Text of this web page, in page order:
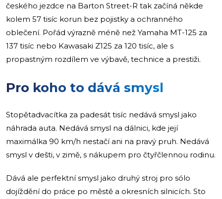
českého jezdce na Barton Street-R tak začíná někde
kolem 57 tisíc korun bez pojistky a ochranného
oblečení. Pořád výrazně méně než Yamaha MT-125 za
137 tisíc nebo Kawasaki Z125 za 120 tisíc, ale s
propastným rozdílem ve výbavě, technice a prestiži.
Pro koho to dává smysl
Stopětadvacítka za padesát tisíc nedává smysl jako
náhrada auta. Nedává smysl na dálnici, kde její
maximálka 90 km/h nestačí ani na pravý pruh. Nedává
smysl v dešti, v zimě, s nákupem pro čtyřčlennou rodinu.
Dává ale perfektní smysl jako druhý stroj pro sólo
dojíždění do práce po městě a okresních silnicích. Sto